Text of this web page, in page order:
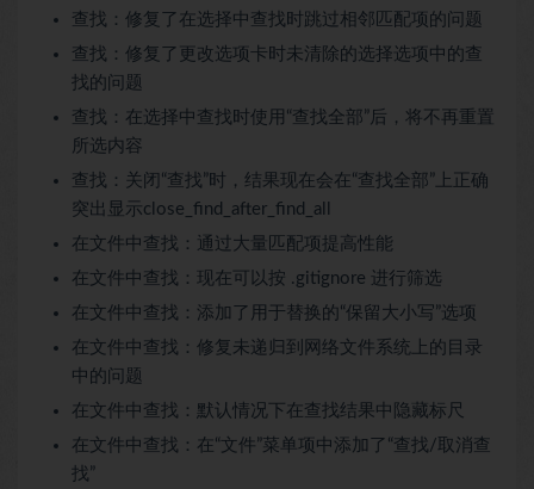
查找：修复了在选择中查找时跳过相邻匹配项的问题
查找：修复了更改选项卡时未清除的选择选项中的查
找的问题
查找：在选择中查找时使用“查找全部”后，将不再重置
所选内容
查找：关闭“查找”时，结果现在会在“查找全部”上正确
突出显示close_find_after_find_all
在文件中查找：通过大量匹配项提高性能
在文件中查找：现在可以按 .gitignore 进行筛选
在文件中查找：添加了用于替换的“保留大小写”选项
在文件中查找：修复未递归到网络文件系统上的目录
中的问题
在文件中查找：默认情况下在查找结果中隐藏标尺
在文件中查找：在“文件”菜单项中添加了“查找/取消查
找”